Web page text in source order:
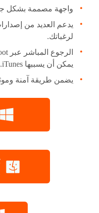
واجهة مصممة بشكل
لرغباتك.
يمكن أن يسببها iTunes.
يضمن طريقة آمنة